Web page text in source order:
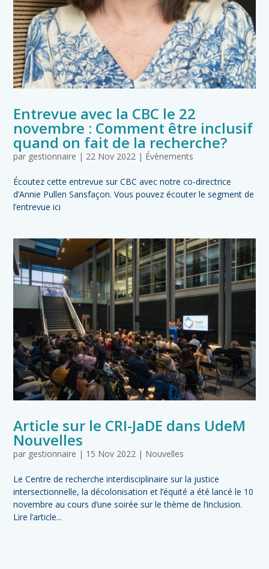
Entrevue avec la CBC le 22
novembre : Comment être inclusif
quand on fait de la recherche?
par gestionnaire | 22 Nov 2022 | Évènements
Écoutez cette entrevue sur CBC avec notre co-directrice
d’Annie Pullen Sansfaçon. Vous pouvez écouter le segment de
l’entrevue ici
Article sur le CRI-JaDE dans UdeM
Nouvelles
par gestionnaire | 15 Nov 2022 | Nouvelles
Le Centre de recherche interdisciplinaire sur la justice
intersectionnelle, la décolonisation et l’équité a été lancé le 10
novembre au cours d’une soirée sur le thème de l’inclusion.
Lire l’article...